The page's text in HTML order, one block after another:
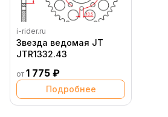
i-rider.ru
Звезда ведомая JT
JTR1332.43
от 1 775 ₽
Подробнее